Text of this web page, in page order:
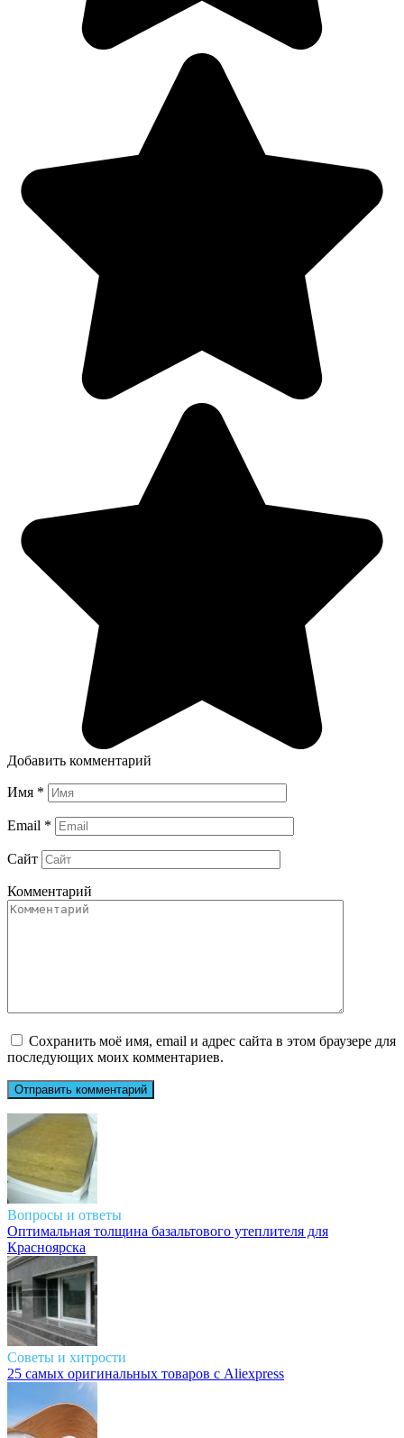
Добавить комментарий
Имя *
Email *
Сайт
Комментарий
Сохранить моё имя, email и адрес сайта в этом браузере для
последующих моих комментариев.
Вопросы и ответы
Оптимальная толщина базальтового утеплителя для
Красноярска
Советы и хитрости
25 самых оригинальных товаров с Aliexpress